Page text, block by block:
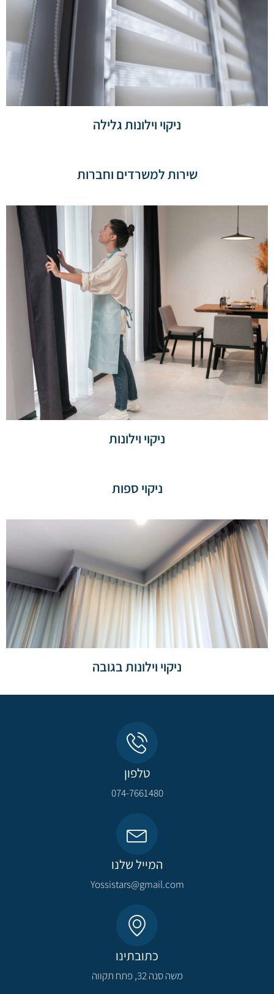
ניקוי וילונות גלילה
שירות למשרדים וחברות
ניקוי וילונות
ניקוי ספות
ניקוי וילונות בגובה
טלפון
074-7661480
המייל שלנו
Yossistars@gmail.com​
כתובתינו
משה סנה 32, פתח תקווה​